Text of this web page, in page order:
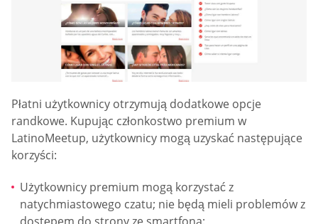
Płatni użytkownicy otrzymują dodatkowe opcje
randkowe. Kupując członkostwo premium w
LatinoMeetup, użytkownicy mogą uzyskać następujące
korzyści:
Użytkownicy premium mogą korzystać z
natychmiastowego czatu; nie będą mieli problemów z